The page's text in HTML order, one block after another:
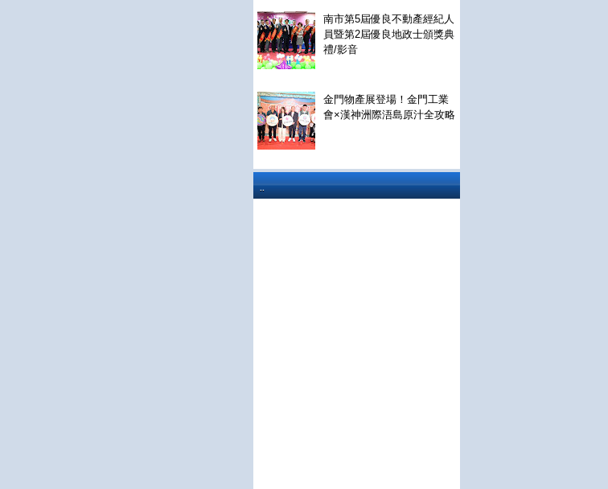
南市第5屆優良不動產經紀人
員暨第2屆優良地政士頒獎典
禮/影音
金門物產展登場！金門工業
會×漢神洲際浯島原汁全攻略
..